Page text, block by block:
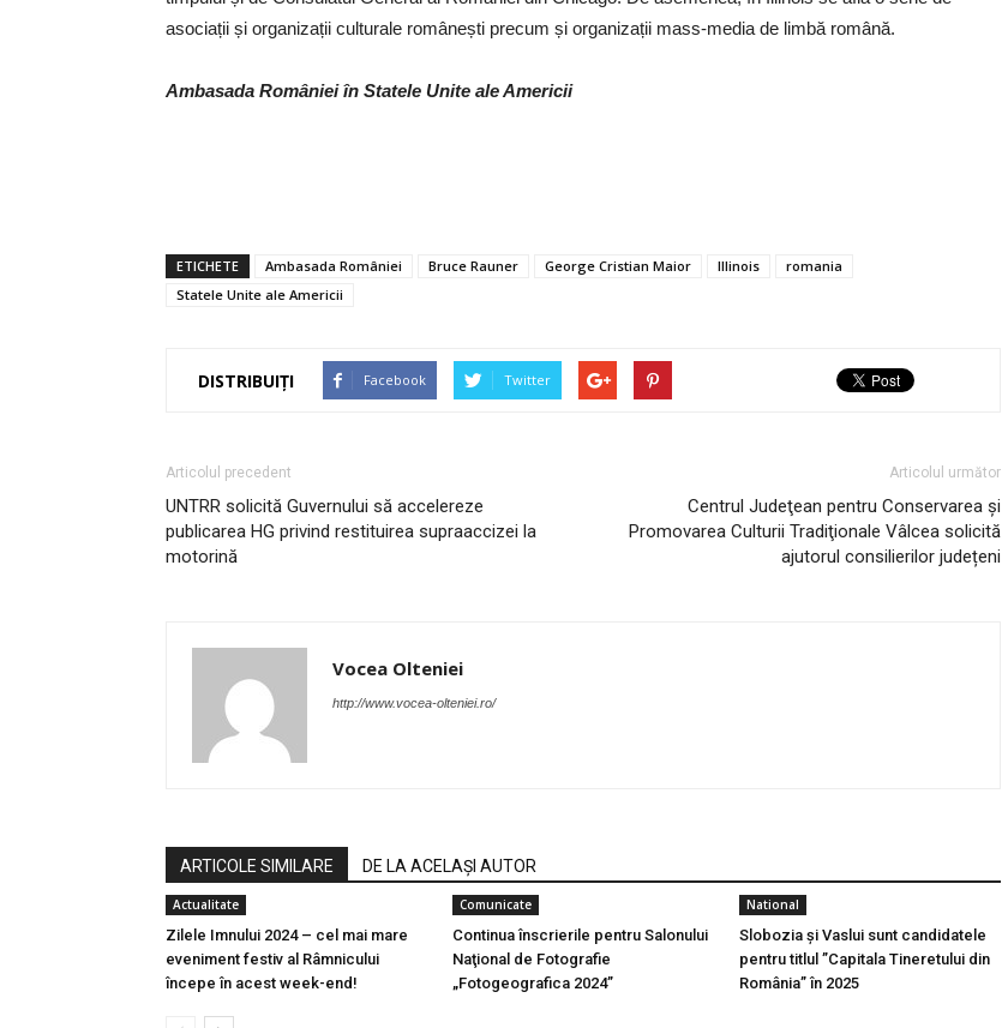
asociații și organizații culturale românești precum și organizații mass-media de limbă română.
Ambasada României în Statele Unite ale Americii
ETICHETE Ambasada României Bruce Rauner George Cristian Maior Illinois
romania
Statele Unite ale Americii
DISTRIBUIȚI Facebook Twitter
Articolul precedent
UNTRR solicită Guvernului să accelereze
publicarea HG privind restituirea supraaccizei la
motorină
Articolul următor
Centrul Judeţean pentru Conservarea şi
Promovarea Culturii Tradiţionale Vâlcea solicită
ajutorul consilierilor județeni
Vocea Olteniei
http://www.vocea-olteniei.ro/
ARTICOLE SIMILARE DE LA ACELAȘI AUTOR
Actualitate
Zilele Imnului 2024 – cel mai mare
eveniment festiv al Râmnicului
începe în acest week-end!
Comunicate
Continua înscrierile pentru Salonului
Naţional de Fotografie
„Fotogeografica 2024”
National
Slobozia și Vaslui sunt candidatele
pentru titlul ”Capitala Tineretului din
România” în 2025